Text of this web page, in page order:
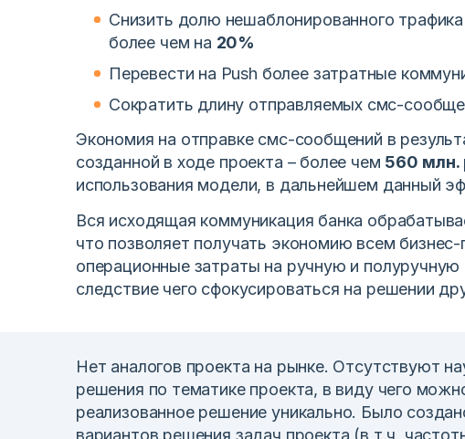
Снизить долю нешаблонированного
более чем на 20%
Перевести на Push более затратные
Сократить длину отправляемых смс-
Экономия на отправке смс-сообщений в
созданной в ходе проекта – более чем 560 млн.
использования модели, в дальнейшем данный
Вся исходящая коммуникация банка
что позволяет получать экономию всем
операционные затраты на ручную и
следствие чего сфокусироваться на решении
Нет аналогов проекта на рынке. Отсутствуют
решения по тематике проекта, в виду чего
реализованное решение уникально. Было
вариантов решения задач проекта (в т.ч.